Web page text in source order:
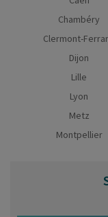
Chambéry
Clermont-
Dijon
Lille
Lyon
Metz
Montpellier